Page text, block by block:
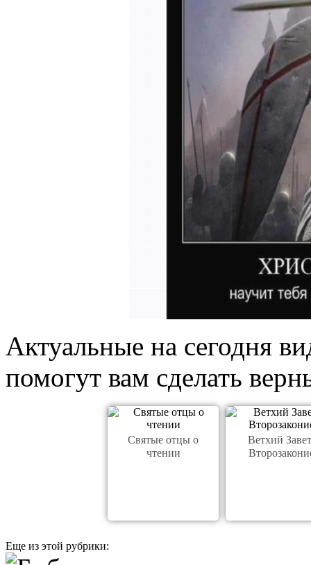
Актуальные на сегодня
помогут вам сделать
Святые отцы о
чтении
Ветхий
Еще из этой рубрики: